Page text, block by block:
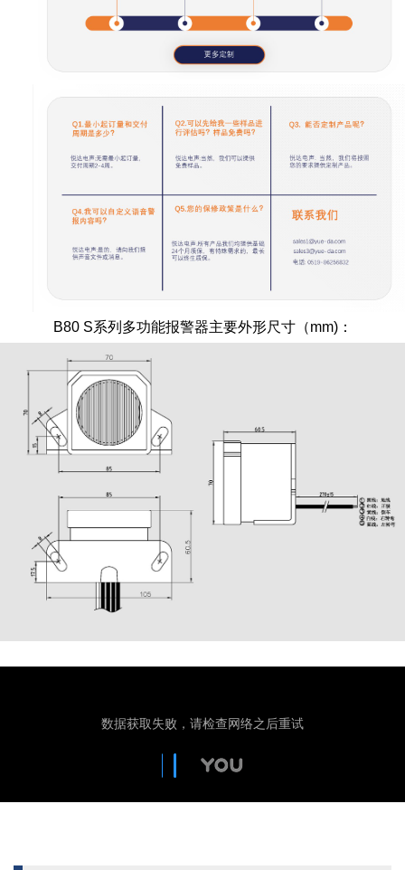
B80 S系列多功能报警器主要外形尺寸（mm)：